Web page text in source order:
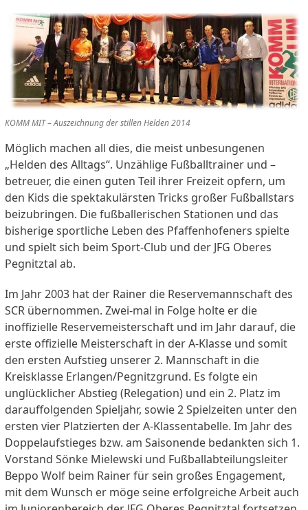
KOMM MIT – Auszeichnung der stillen Helden 2014
Möglich machen all dies, die meist unbesungenen
„Helden des Alltags“. Unzählige Fußballtrainer und –
betreuer, die einen guten Teil ihrer Freizeit opfern, um
den Kids die spektakulärsten Tricks großer Fußballstars
beizubringen. Die fußballerischen Stationen und das
bisherige sportliche Leben des Pfaffenhofeners spielte
und spielt sich beim Sport-Club und der JFG Oberes
Pegnitztal ab.
Im Jahr 2003 hat der Rainer die Reservemannschaft des
SCR übernommen. Zwei-mal in Folge holte er die
inoffizielle Reservemeisterschaft und im Jahr darauf, die
erste offizielle Meisterschaft in der A-Klasse und somit
den ersten Aufstieg unserer 2. Mannschaft in die
Kreisklasse Erlangen/Pegnitzgrund. Es folgte ein
unglücklicher Abstieg (Relegation) und ein 2. Platz im
darauffolgenden Spieljahr, sowie 2 Spielzeiten unter den
ersten vier Platzierten der A-Klassentabelle. Im Jahr des
Doppelaufstieges bzw. am Saisonende bedankten sich 1.
Vorstand Sönke Mielewski und Fußballabteilungsleiter
Beppo Wolf beim Rainer für sein großes Engagement,
mit dem Wunsch er möge seine erfolgreiche Arbeit auch